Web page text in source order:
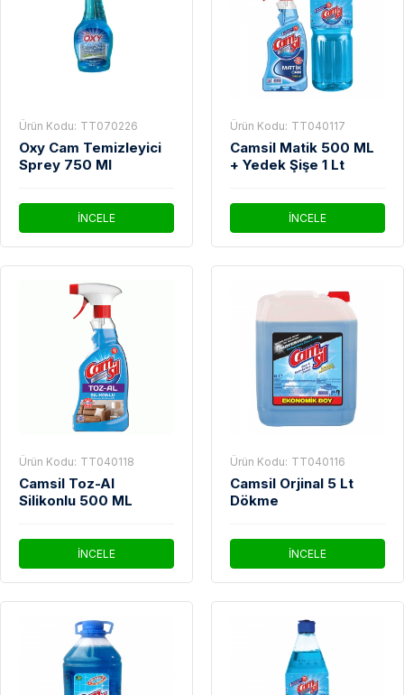
Ürün Kodu: TT070226
Oxy Cam Temizleyici
Sprey 750 Ml
İNCELE
Ürün Kodu: TT040117
Camsil Matik 500 ML
+ Yedek Şişe 1 Lt
İNCELE
Ürün Kodu: TT040118
Camsil Toz-Al
Silikonlu 500 ML
İNCELE
Ürün Kodu: TT040116
Camsil Orjinal 5 Lt
Dökme
İNCELE